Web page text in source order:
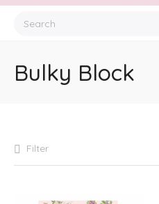
Bulky Block
Filter